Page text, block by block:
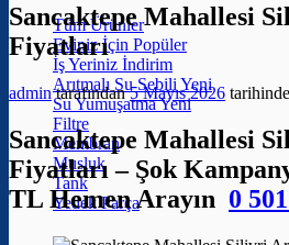
Tüm Ürünler
Eviniz İçin
İş Yeriniz
Arıtmalı Su Sebili
Su Yumuşatma
Filtre
Membran
Musluk
Tank
Yedek Parça
Sancaktepe Mahallesi
Fiyatları
admintarafından 5 Mayıs 2026
Sancaktepe Mahallesi
Fiyatları – Şok
TL Hemen Arayın 0